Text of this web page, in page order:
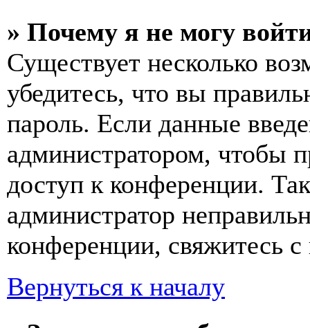
» Почему я не могу
Существует несколько
убедитесь, что вы
пароль. Если данные
администратором, чтобы
доступ к конференции.
администратор
конференции, свяжитесь
Вернуться к началу